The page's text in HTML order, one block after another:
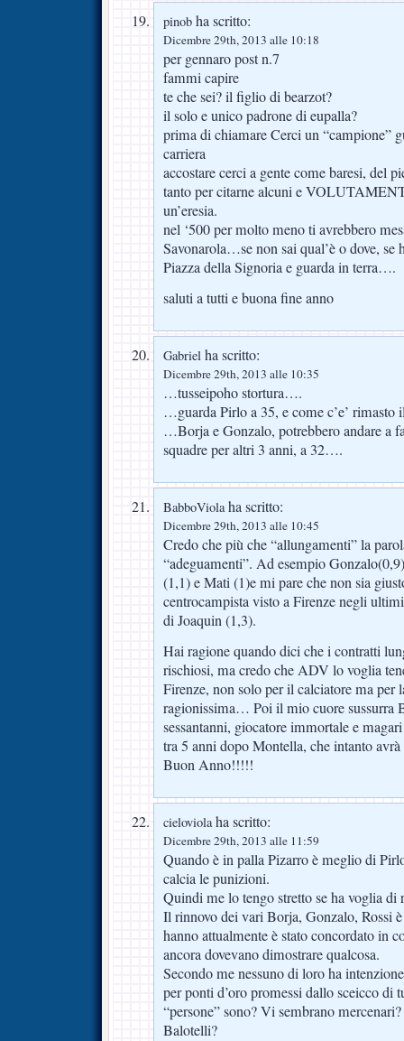
pinob ha scritto:
Dicembre 29th, 2013 alle 10:18
per gennaro post n.7
fammi capire
te che sei? il figlio di bearzot?
il solo e unico padrone di eupalla?
prima di chiamare Cerci un “campione”
carriera
accostare cerci a gente come baresi, del
tanto per citarne alcuni e
un’eresia.
nel ‘500 per molto meno ti avrebbero
Savonarola…se non sai qual’è o dove, se
Piazza della Signoria e guarda in terra….
saluti a tutti e buona fine anno
Gabriel ha scritto:
Dicembre 29th, 2013 alle 10:35
…tusseipoho stortura….
…guarda Pirlo a 35, e come c’e’
…Borja e Gonzalo, potrebbero andare a
squadre per altri 3 anni, a 32….
BabboViolaha scritto:
Dicembre 29th, 2013 alle 10:45
Credo che più che “allungamenti” la
“adeguamenti”. Ad esempio
(1,1) e Mati (1)e mi pare che non sia
centrocampista visto a Firenze negli
di Joaquin (1,3).
Hai ragione quando dici che i contratti
rischiosi, ma credo che ADV lo voglia
Firenze, non solo per il calciatore ma per
ragionissima… Poi il mio cuore sussurra
sessantanni, giocatore immortale e
tra 5 anni dopo Montella, che intanto
Buon Anno!!!!!
cieloviolaha scritto:
Dicembre 29th, 2013 alle 11:59
Quando è in palla Pizarro è meglio di
calcia le punizioni.
Quindi me lo tengo stretto se ha voglia di
Il rinnovo dei vari Borja, Gonzalo, Rossi
hanno attualmente è stato concordato in
ancora dovevano dimostrare qualcosa.
Secondo me nessuno di loro ha
per ponti d’oro promessi dallo sceicco di
“persone” sono? Vi sembrano
Balotelli?